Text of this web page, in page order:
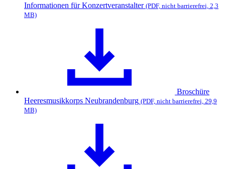
Informationen für Konzertveranstalter (PDF, nicht barrierefrei, 2,3
MB)
Broschüre
Heeresmusikkorps Neubrandenburg (PDF, nicht barrierefrei, 29,9
MB)